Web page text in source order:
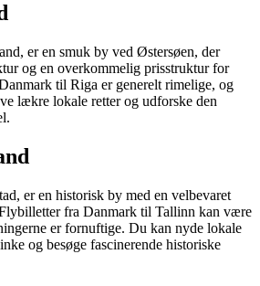
er en smuk by ved Østersøen, der
og en overkommelig prisstruktur for
til Riga er generelt rimelige, og
lækre lokale retter og udforske den
er en historisk by med en velbevaret
fra Danmark til Tallinn kan være
er fornuftige. Du kan nyde lokale
og besøge fascinerende historiske